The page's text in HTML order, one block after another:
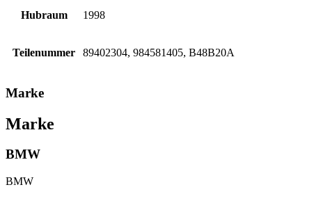
Hubraum 1998
Teilenummer 89402304, 984581405, B48B20A
Marke
Marke
BMW
BMW